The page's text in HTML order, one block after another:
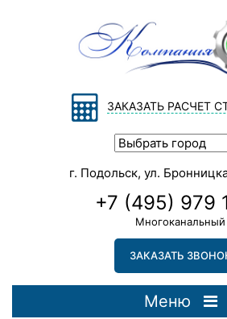
ЗАКАЗАТЬ РАСЧЕТ
г. Подольск, ул.
+7 (495) 979
Многоканальный
ЗАКАЗАТЬ
Меню